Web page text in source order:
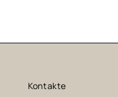
Kontakte